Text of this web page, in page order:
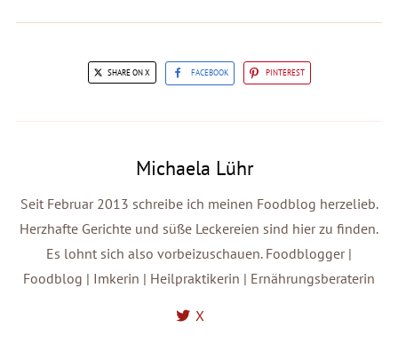
SHARE ON X FACEBOOK PINTEREST
Michaela Lühr
Seit Februar 2013 schreibe ich meinen Foodblog herzelieb.
Herzhafte Gerichte und süße Leckereien sind hier zu finden.
Es lohnt sich also vorbeizuschauen. Foodblogger |
Foodblog | Imkerin | Heilpraktikerin | Ernährungsberaterin
X